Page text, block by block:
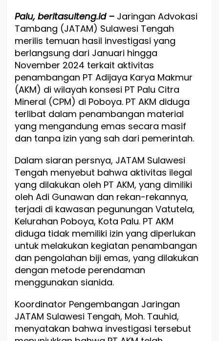
o
b
o
y
a
:
P
T
A
M
D
i
d
u
a
T
i
d
a
k
P
u
n
y
a
z
i
d
n
G
u
Palu, beritasulteng.id – Jaringan Advokasi
Tambang (JATAM) Sulawesi Tengah
merilis temuan hasil investigasi yang
berlangsung dari Januari hingga
November 2024 terkait aktivitas
penambangan PT Adijaya Karya Makmur
(AKM) di wilayah konsesi PT Palu Citra
Mineral (CPM) di Poboya. PT AKM diduga
terlibat dalam penambangan material
yang mengandung emas secara masif
dan tanpa izin yang sah dari pemerintah.
Dalam siaran persnya, JATAM Sulawesi
Tengah menyebut bahwa aktivitas ilegal
yang dilakukan oleh PT AKM, yang dimiliki
oleh Adi Gunawan dan rekan-rekannya,
terjadi di kawasan pegunungan Vatutela,
Kelurahan Poboya, Kota Palu. PT AKM
diduga tidak memiliki izin yang diperlukan
untuk melakukan kegiatan penambangan
dan pengolahan biji emas, yang dilakukan
dengan metode perendaman
menggunakan sianida.
Koordinator Pengembangan Jaringan
JATAM Sulawesi Tengah, Moh. Tauhid,
menyatakan bahwa investigasi tersebut